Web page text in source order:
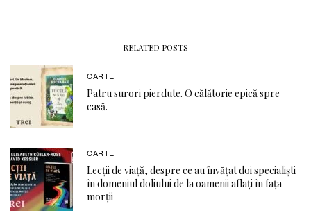
RELATED POSTS
CARTE
Patru surori pierdute. O călătorie epică spre
casă.
CARTE
Lecții de viață, despre ce au învățat doi specialiști
în domeniul doliului de la oamenii aflați în fața
morții